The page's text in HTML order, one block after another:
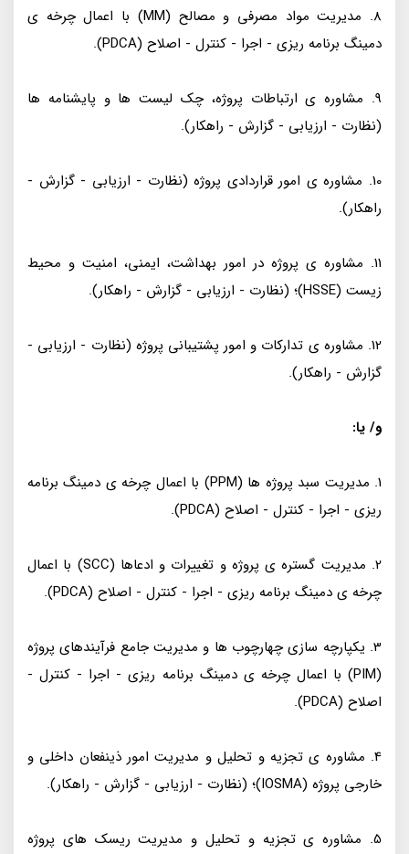
8. مدیریت مواد مصرفی و مصالح (MM) با اعمال چرخه ی
دمینگ برنامه ریزی - اجرا - کنترل - اصلاح (PDCA).
9. مشاوره ی ارتباطات پروژه، چک لیست ها و پایشنامه ها
(نظارت - ارزیابی - گزارش - راهکار).
10. مشاوره ی امور قراردادی پروژه (نظارت - ارزیابی - گزارش -
راهکار).
11. مشاوره ی پروژه در امور بهداشت، ایمنی، امنیت و محیط
زیست (HSSE)؛ (نظارت - ارزیابی - گزارش - راهکار).
12. مشاوره ی تدارکات و امور پشتیبانی پروژه (نظارت - ارزیابی -
گزارش - راهکار).
و/ یا:
1. مدیریت سبد پروژه ها (PPM) با اعمال چرخه ی دمینگ برنامه
ریزی - اجرا - کنترل - اصلاح (PDCA).
2. مدیریت گستره ی پروژه و تغییرات و ادعاها (SCC) با اعمال
چرخه ی دمینگ برنامه ریزی - اجرا - کنترل - اصلاح (PDCA).
3. یکپارچه سازی چهارچوب ها و مدیریت جامع فرآیندهای پروژه
(PIM) با اعمال چرخه ی دمینگ برنامه ریزی - اجرا - کنترل -
اصلاح (PDCA).
4. مشاوره ی تجزیه و تحلیل و مدیریت امور ذینفعان داخلی و
خارجی پروژه (IOSMA)؛ (نظارت - ارزیابی - گزارش - راهکار).
5. مشاوره ی تجزیه و تحلیل و مدیریت ریسک های پروژه